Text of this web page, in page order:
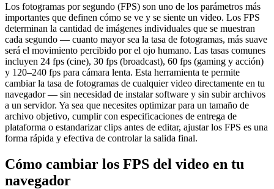
Los fotogramas por segundo (FPS) son uno de los parámetros más
importantes que definen cómo se ve y se siente un video. Los FPS
determinan la cantidad de imágenes individuales que se muestran
cada segundo — cuanto mayor sea la tasa de fotogramas, más suave
será el movimiento percibido por el ojo humano. Las tasas comunes
incluyen 24 fps (cine), 30 fps (broadcast), 60 fps (gaming y acción)
y 120–240 fps para cámara lenta. Esta herramienta te permite
cambiar la tasa de fotogramas de cualquier video directamente en tu
navegador — sin necesidad de instalar software y sin subir archivos
a un servidor. Ya sea que necesites optimizar para un tamaño de
archivo objetivo, cumplir con especificaciones de entrega de
plataforma o estandarizar clips antes de editar, ajustar los FPS es una
forma rápida y efectiva de controlar la salida final.
Cómo cambiar los FPS del video en tu
navegador